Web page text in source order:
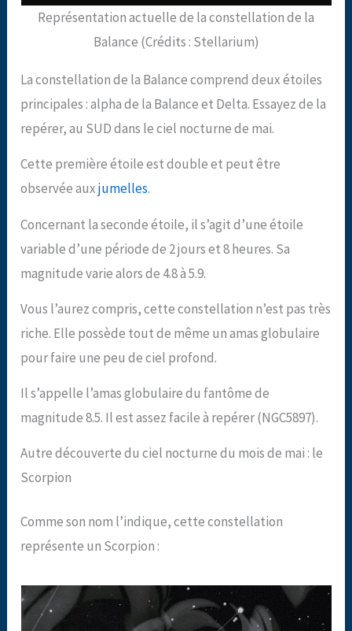
Représentation actuelle de la constellation de la
Balance (Crédits : Stellarium)
La constellation de la Balance comprend deux étoiles
principales : alpha de la Balance et Delta. Essayez de la
repérer, au SUD dans le ciel nocturne de mai.
Cette première étoile est double et peut être
observée auxjumelles.
Concernant la seconde étoile, il s’agit d’une étoile
variable d’une période de 2 jours et 8 heures. Sa
magnitude varie alors de 4.8 à 5.9.
Vous l’aurez compris, cette constellation n’est pas très
riche. Elle possède tout de même un amas globulaire
pour faire une peu de ciel profond.
Il s’appelle l’amas globulaire du fantôme de
magnitude 8.5. Il est assez facile à repérer (NGC5897).
Autre découverte du ciel nocturne du mois de mai : le
Scorpion
Comme son nom l’indique, cette constellation
représente un Scorpion :